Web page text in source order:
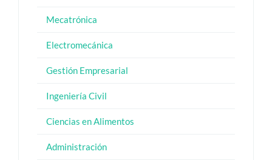
Mecatrónica
Electromecánica
Gestión Empresarial
Ingeniería Civil
Ciencias en Alimentos
Administración